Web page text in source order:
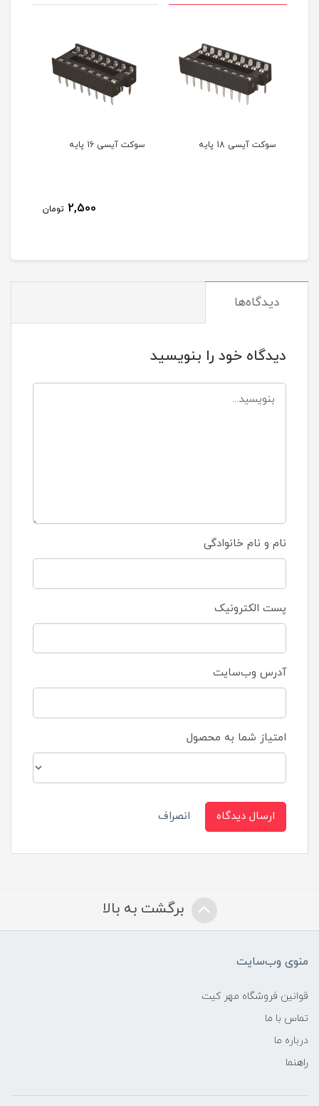
سوکت آیسی 18 پایه سوکت آیسی 16 پایه
2,500 تومان
دیدگاه‌ها
دیدگاه خود را بنویسید
نام و نام خانوادگی
پست الکترونیک
آدرس وب‌سایت
امتیاز شما به محصول
ارسال دیدگاه انصراف
برگشت به بالا
منوی وب‌سایت
قوانین فروشگاه مهر کیت
تماس با ما
درباره ما
راهنما